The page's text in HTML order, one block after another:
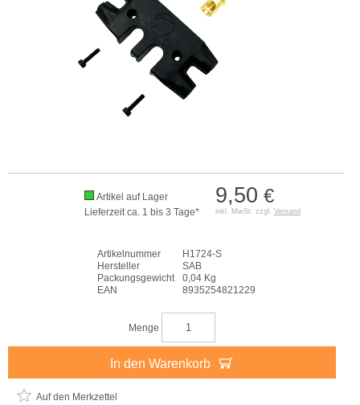
9,50 €
inkl. MwSt. zzgl. Versand
Artikel auf Lager
Lieferzeit ca. 1 bis 3 Tage*
Artikelnummer
H1724-S
Hersteller
SAB
Packungsgewicht
0,04 Kg
EAN
8935254821229
Menge
In den Warenkorb
Auf den Merkzettel